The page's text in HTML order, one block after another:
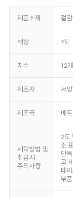
제품소재 겉
색상 YE
치수 12
제조자 서
제조국 베
세탁방법 및
취급시
주의사항
2도
소
단
고
테
부